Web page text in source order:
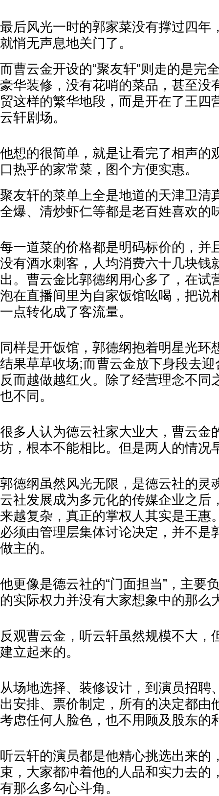
最后风光一时的郭家菜没有撑过四年
就悄无声息地关门了。
而曹云金开设的“聚友轩”则走的是完
豪华装修，没有花哨的菜品，甚至没
贸这样的繁华地段，而是开在了王四
云轩剧场。
他想的很简单，就是让看完了相声的
口热乎的家常菜，图个方便实惠。
聚友轩的菜单上全是地道的天津卫清
全爆、清炒虾仁等都是老百姓喜欢的
每一道菜的价格都是明码标价的，并
没有酒水刺客，人均消费六十几块钱
出。曹云金比郭德纲用心多了，在试
泡在直播间里为自家饭馆吆喝，把说
一点转化成了客流量。
同样是开饭馆，郭德纲抱着明星光环
结果草草收场;而曹云金放下身段去
反而越做越红火。除了经营理念不同
也不同。
很多人认为德云社家大业大，曹云金
坊，根本不能相比。但是两人的情况
郭德纲虽然风光无限，是德云社的灵
云社发展成为多元化的传媒企业之后
来越复杂，真正的掌权人其实是王惠
必须由管理层集体讨论决定，并不是
做主的。
他更像是德云社的“门面担当”，主要
的实际权力并没有大家想象中的那么
反观曹云金，听云轩虽然规模不大，
建立起来的。
从场地选择、装修设计，到演员招聘
出安排、票价制定，所有的决定都由
考虑任何人脸色，也不用顾及股东的
听云轩的演员都是他精心挑选出来的
束，大家都冲着他的人品和实力去的
有那么多勾心斗角。